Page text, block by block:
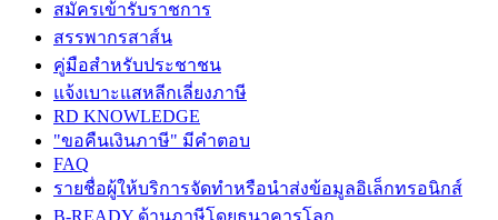
สมัครเข้ารับราชการ
สรรพากรสาส์น
คู่มือสำหรับประชาชน
แจ้งเบาะแสหลีกเลี่ยงภาษี
RD KNOWLEDGE
"ขอคืนเงินภาษี" มีคำตอบ
FAQ
รายชื่อผู้ให้บริการจัดทำหรือนำส่งข้อมูลอิเล็กทรอนิกส์
B-READY ด้านภาษีโดยธนาคารโลก